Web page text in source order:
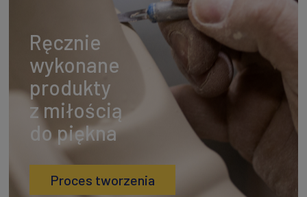
Ręcznie
wykonane
produkty
z miłością
do piękna
Proces tworzenia